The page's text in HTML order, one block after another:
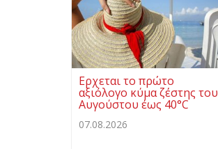
Ερχεται το πρώτο
αξιόλογο κύμα ζέστης του
Αυγούστου έως 40°C
07.08.2026